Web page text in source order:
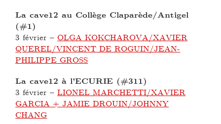
La cave12 au Collège Claparède/Antigel
(#1)
3 février – OLGA KOKCHAROVA/XAVIER
QUEREL/VINCENT DE ROGUIN/JEAN-
PHILIPPE GROSS
La cave12 à l’ECURIE (#311)
3 février –LIONEL MARCHETTI/XAVIER
GARCIA + JAMIE DROUIN/JOHNNY
CHANG